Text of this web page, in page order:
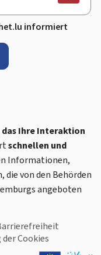
informiert
Ihre Interaktion
schnellen und
Informationen,
die von den Behörden
angeboten
Cookies